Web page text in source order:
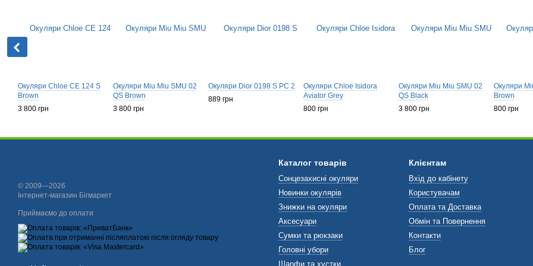
Окуляри Chloe CE 124 S
Brown
3 800 грн
Окуляри Miu Miu SMU 02
QS Brown
3 800 грн
Окуляри Dior 0198 S PС 2
889 грн
Окуляри Chloe Isidora
Aviator Grey
800 грн
Окуляри Miu Miu SMU 02
QS Black
3 800 грн
Окуляри
Brown
800 грн
© 2009—2026
Інтернет-магазин Бігмаркет
Приймаємо до оплати
Каталог товарів
Сонцезахисні окуляри
Новинки окулярів
Знижки на окуляри
Аксесуари
Сумки та рюкзаки
Головні убори
Шарфи та хустки
Клієнтам
Вхід до кабінету
Користувачам
Оплата та Доставка
Обмін та Повернення
Контакти
Блог